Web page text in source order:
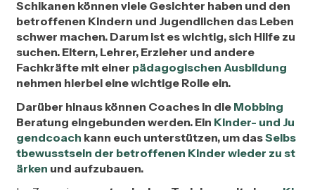
Schikanen können viele Gesichter haben und den
betroffenen Kindern und Jugendlichen das Leben
schwer machen. Darum ist es wichtig, sich Hilfe zu
suchen. Eltern, Lehrer, Erzieher und andere
Fachkräfte mit einer pädagogischen Ausbildung
nehmen hierbei eine wichtige Rolle ein.
Darüber hinaus können Coaches in die Mobbing
Beratung eingebunden werden. Ein Kinder- und Ju
gendcoach kann euch unterstützen, um dasSelbs
tbewusstsein der betroffenen Kinder wieder zu st
ärken und aufzubauen.